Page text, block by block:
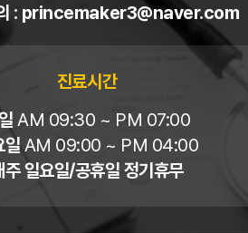
: princemaker3@naver.com
진료시간
AM 09:30 ~ PM 07:00
일 AM 09:00 ~ PM 04:00
주 일요일/공휴일 정기휴무